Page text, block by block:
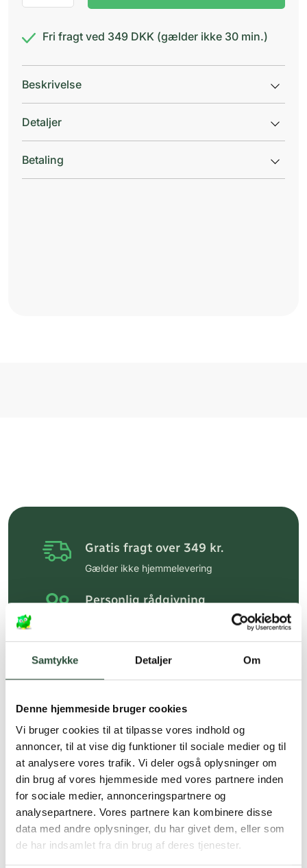
Samtykke Detaljer Om
Denne hjemmeside bruger cookies
Vi bruger cookies til at tilpasse vores indhold og
annoncer, til at vise dig funktioner til sociale medier og til
at analysere vores trafik. Vi deler også oplysninger om
din brug af vores hjemmeside med vores partnere inden
for sociale medier, annonceringspartnere og
analysepartnere. Vores partnere kan kombinere disse
data med andre oplysninger, du har givet dem, eller som
de har indsamlet fra din brug af deres tjenester.
antal
Fri fragt ved 349 DKK (gælder ikke 30 min.)
Beskrivelse
Detaljer
Betaling
Gratis fragt over 349 kr.
Gælder ikke hjemmelevering
Personlig rådgivning
Hurtig levering (30 min. i Kbh)
Faste lave priser*
*Gælder ikke ernæringsprodukter.
Stort udvalg af kendte
produkter
Vi tilbyder et stort udvalg af kendte
cremer, vitaminer og andre spændende
produkter – altid til fast lav pris.
Læs mere om Uglecare.dk her